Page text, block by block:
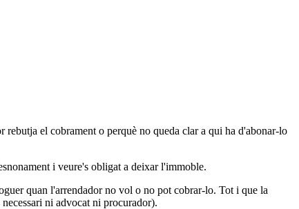
el cobrament o perquè no queda clar a qui ha d'abonar-lo
i veure's obligat a deixar l'immoble.
quan l'arrendador no vol o no pot cobrar-lo. Tot i que la
ni advocat ni procurador).